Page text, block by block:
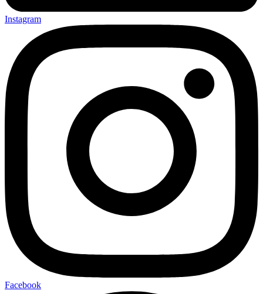
Instagram
Facebook